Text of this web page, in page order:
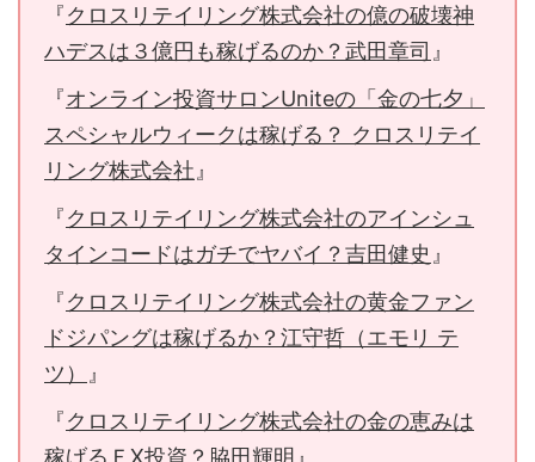
『クロスリテイリング株式会社の億の破壊神
ハデスは３億円も稼げるのか？武田章司 』
『オンライン投資サロンUniteの「金の七夕」
スペシャルウィークは稼げる？ クロスリテイ
リング株式会社 』
『クロスリテイリング株式会社のアインシュ
タインコードはガチでヤバイ？吉田健史 』
『クロスリテイリング株式会社の黄金ファン
ドジパングは稼げるか？江守哲（エモリ テ
ツ）
』
『クロスリテイリング株式会社の金の恵みは
稼げるＦX投資？脇田輝明 』